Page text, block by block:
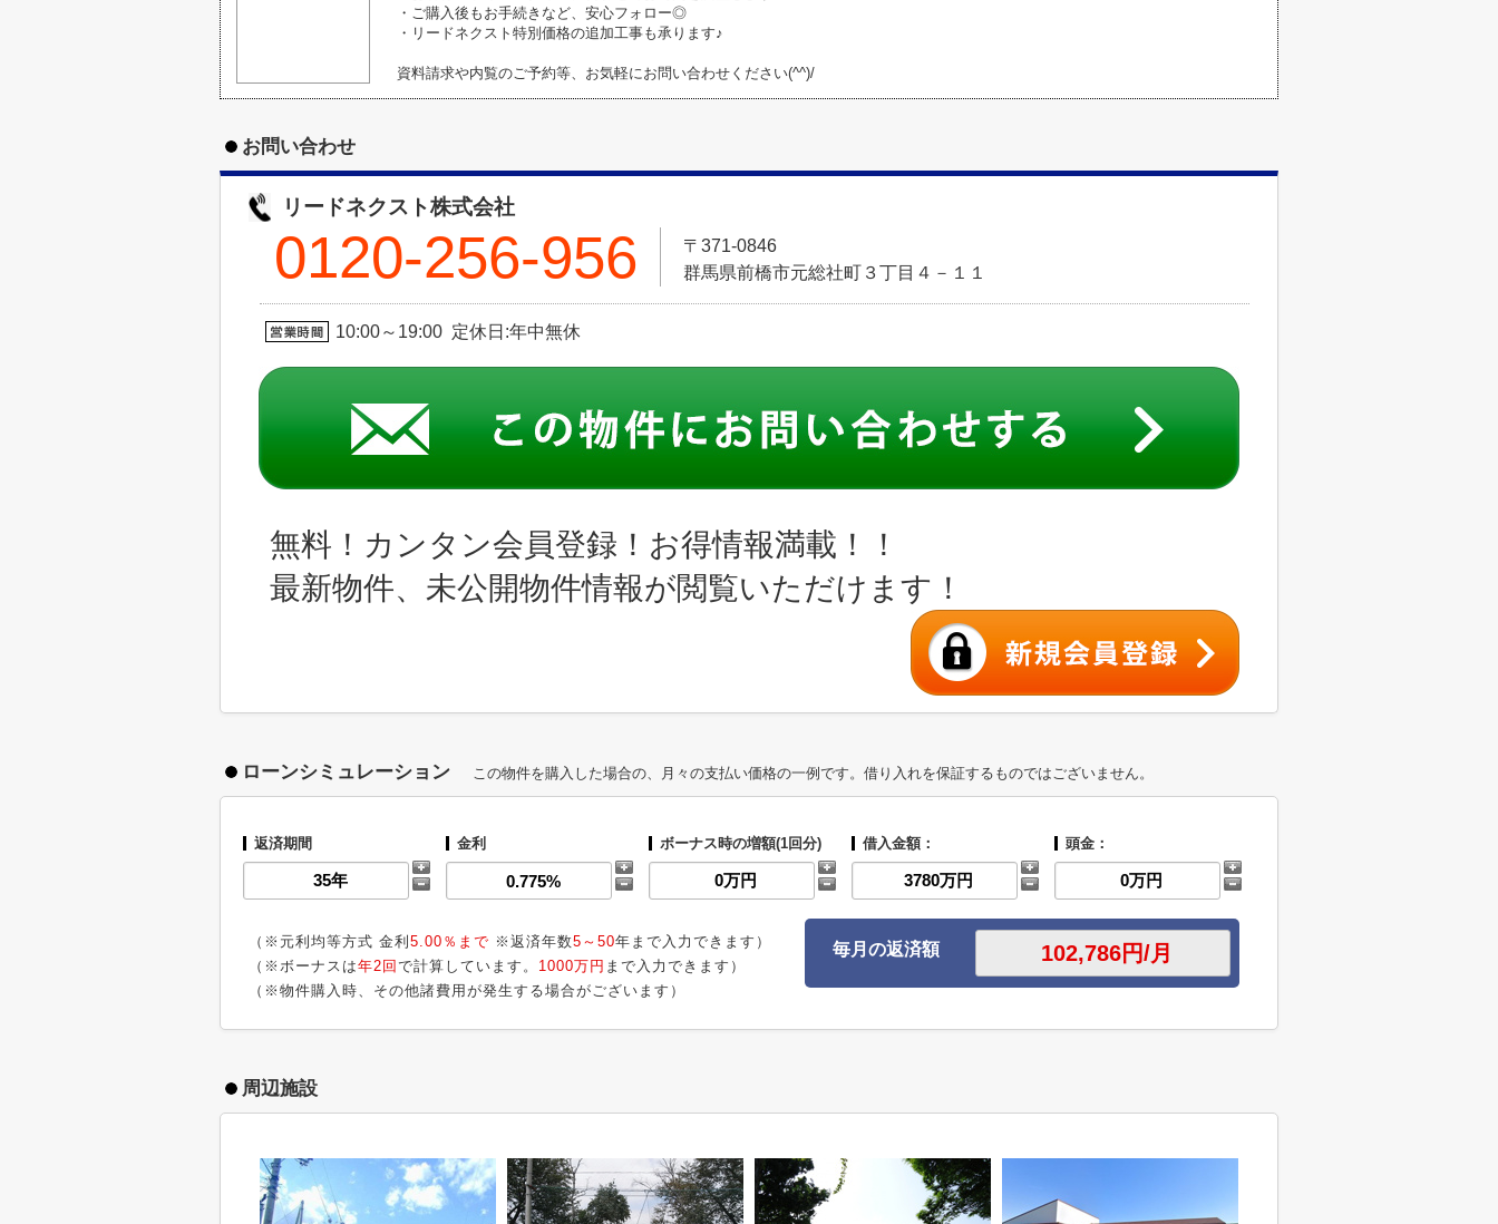
・ご購入後もお手続きなど、安心フォロー◎
・リードネクスト特別価格の追加工事も承ります♪
資料請求や内覧のご予約等、お気軽にお問い合わせください(^^)/
お問い合わせ
リードネクスト株式会社
0120-256-956
〒371-0846
群馬県前橋市元総社町３丁目４－１１
10:00～19:00 定休日:年中無休
無料！カンタン会員登録！お得情報満載！！
最新物件、未公開物件情報が閲覧いただけます！
ローンシミュレーション この物件を購入した場合の、月々の支払い価格の一例です。借り入れを保証するものではございません。
返済期間 金利 ボーナス時の増額(1回分) 借入金額： 頭金：
（※元利均等方式 金利 5.00％まで ※返済年数5～50年まで入力できます）
（※ボーナスは年2回 で計算しています。 1000万円 まで入力できます）
（※物件購入時、その他諸費用が発生する場合がございます）
毎月の返済額
周辺施設